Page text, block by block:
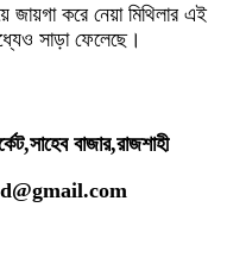
করে নেয়া মিথিলার এই
সাড়া ফেলেছে।
বাজার,রাজশাহী